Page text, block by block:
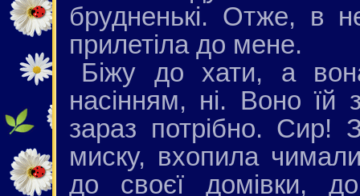
брудненькі. Отже, в
прилетіла до мене.
Біжу до хати, а
насінням, ні. Воно
зараз потрібно. Сир!
миску, вхопила
до своєї домівки,